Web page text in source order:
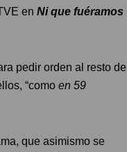
en Ni que fuéramos
pedir orden al resto de
“como en 59
que asimismo se